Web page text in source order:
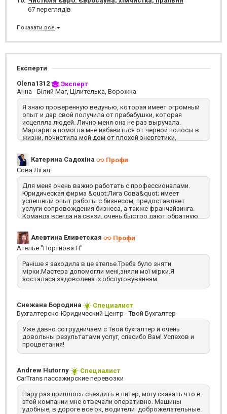
відпочинку та споглядання довкілля.
найзахопливіший для нього і провести своє дозвілля не тільки із
задоволенням, а й з користю.
67 переглядів
Показати все
Експерти
Olena1312
Эксперт
Анна - Білий Маг, Цілителька, Ворожка
Я знаю проверенную ведунью, которая имеет огромный
опыт и дар свой получила от прабабушки, которая
исцеляла людей. Лично меня она не раз выручала.
Маргарита помогла мне избавиться от черной полосы в
жизни, почистила мой дом от плохой энергетики,
помогла разобраться в одной очень запутанной ситуации,
направила меня, за что я ей очень благодарна. Еще
расскажу вам о том, как она помогла моему мужу. Он
долго не мог найти работу, куда только не обращался.
Маргарита провела определенные обряды и мужа
позвонили с той работы на которой ему отказали. Я не
могла поверить этому чуду. Маргариту лутчая, спасибо ей
огромное. Оставляю ее контакты, пусть она поможет
каждому, я в нее очень верю 380686239220. Ей можно
писать на вайбер и телеграм. В общении очень приятная,
Катерина Садохіна
Профи
Сова Лігал
Для меня очень важно работать с профессионалами.
Юридическая фирма &quot;Лига Сова&quot; имеет
успешный опыт работы с бизнесом, предоставляет
услуги сопровождения бизнеса, а также франчайзинга.
Команда всегда на связи, очень быстро дают обратную
вопросу. Спасибо.
Алевтина Еливетская
Профи
Ателье "Портнова Н"
Раніше я заходила в це ателье.Треба було зняти
мірки.Мастера допомогли мені,зняли мої мірки.Я
зосталася задоволена іх обслуговуванням.
Снежана Бородина
Специалист
Бухгалтерско-Юридический Центр - Твой Бухгалтер
Уже давно сотрудничаем с Твой бухгалтер и очень
довольны результатами услуг, спасибо Вам! Успехов и
процветания!
Andrew Hutorny
Специалист
CarTrans пассажирские перевозки
Пару раз пришлось съездить в питер, могу сказать что в
этой компании мне отвечали оперативно. Машины
удобные, в дороге все ок, водители доброжелательные.